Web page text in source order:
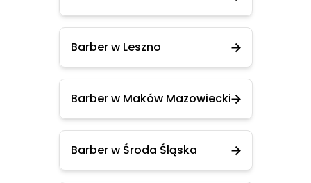
Barber w Leszno
Barber w Maków Mazowiecki
Barber w Środa Śląska